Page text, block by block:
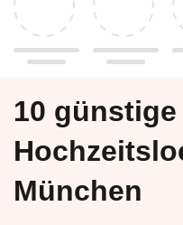
10 günstige
München